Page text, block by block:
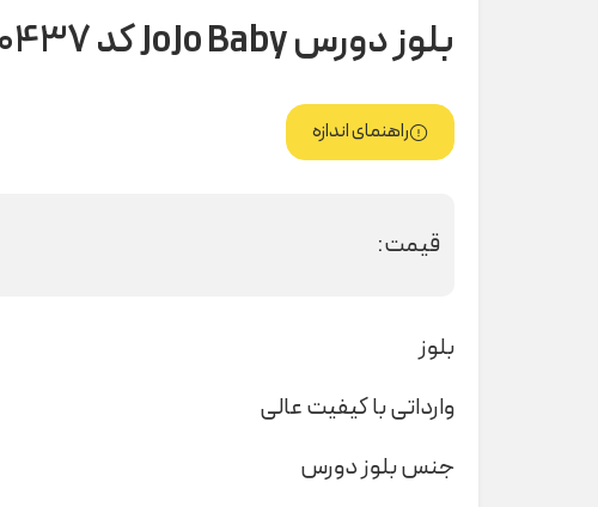
بلوز دورس JoJo Baby کد H000437
راهنمای اندازه
قیمت:
بلوز
وارداتی با کیفیت عالی
جنس بلوز دورس